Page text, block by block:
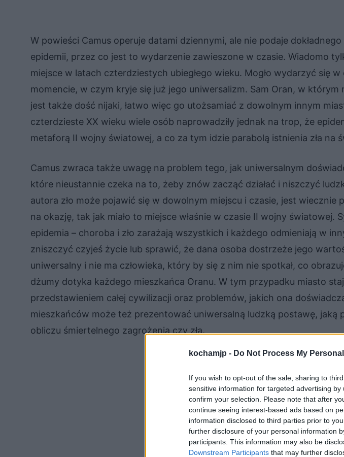
kochamjp - Do Not Process My
If you wish to opt-out of the sale, sharing to
sensitive information for targeted advertising
confirm your selection. Please note that after
continue seeing interest-based ads based on
information disclosed to third parties prior to
further disclosure of your personal information
participants. This information may also be
Downstream Participants that may further
W powieści Camus operuje datami dziennymi, ale nie podaje
epidemii, przez co jest to wydarzenie zawieszone w czasie. Wiadomo
miejsce w latach czterdziestych ubiegłego wieku. Mogło wydarzyć się
momencie, w czym kryje się już jego uniwersalizm. Sam Oran, w którym
jest także dość nijaki, łatwo więc go utożsamiać z dowolnym innym
czterdzieste XX wieku wiele osób naprowadziły jednak na trop, że
metaforą II wojny światowej, a co za tym idzie parabolą istnienia zła na
Camus zwraca także uwagę na problem tego, jak uniwersalnym
które nieustannie czeka na to, żeby znów zacząć działać i niszczyć
autora zło może pojawić się w dowolnym miejscu i czasie, jest wiecznie
na okazję, tak jak miało to miejsce właśnie w czasie II wojny światowej.
epidemia – choroba i zło zarażają wszystkich i każdego odmieniają w
zniszczyć czyjeś życie lub sprawić, że dana osoba dostrzeże jego
uniwersalny i nie ma człowieka, który by się z nim nie spotkał, co
dżumy dotyka każdego mieszkańca Oranu. W tym przypadku miasto
przedstawieniem całej cywilizacji oraz problemów, jakich ona
mieszkańców może też prezentować uniwersalną ludzką postawę, jaką
obliczu śmiertelnego zagrożenia czy zła.